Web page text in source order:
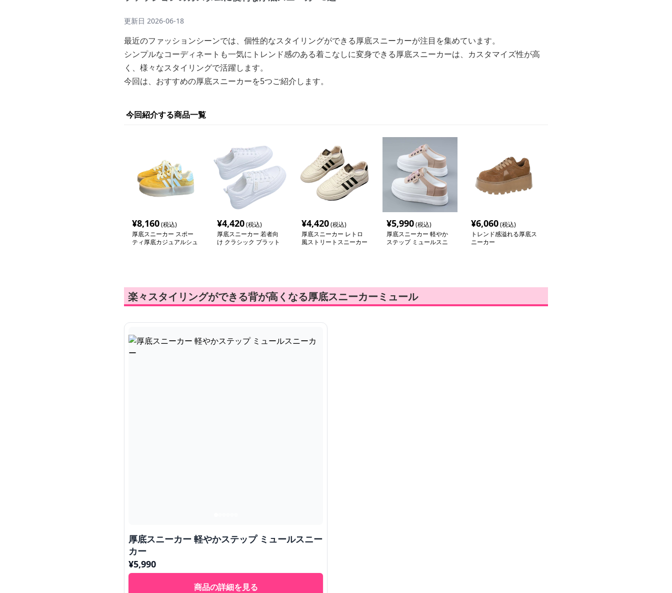
更新日 2026-06-18
最近のファッションシーンでは、個性的なスタイリングができる厚底スニーカーが注目を集めています。
シンプルなコーディネートも一気にトレンド感のある着こなしに変身できる厚底スニーカーは、カスタマイズ性が高
く、様々なスタイリングで活躍します。
今回は、おすすめの厚底スニーカーを5つご紹介します。
今回紹介する商品一覧
¥8,160(税込)
厚底スニーカー スポー
ティ厚底カジュアルシュ
¥4,420(税込)
厚底スニーカー 若者向
け クラシック プラット
¥4,420(税込)
厚底スニーカー レトロ
風ストリートスニーカー
¥5,990(税込)
厚底スニーカー 軽やか
ステップ ミュールスニ
¥6,060(税込)
トレンド感溢れる厚底ス
ニーカー
楽々スタイリングができる背が高くなる厚底スニーカーミュール
厚底スニーカー 軽やかステップ ミュールスニー
カー
¥5,990
商品の詳細を見る